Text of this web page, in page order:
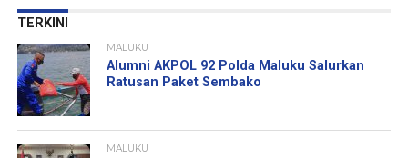
TERKINI
MALUKU
Alumni AKPOL 92 Polda Maluku Salurkan
Ratusan Paket Sembako
MALUKU